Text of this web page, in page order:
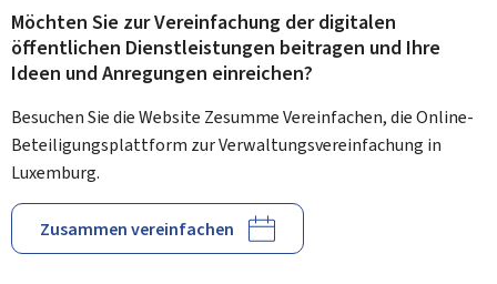
Möchten Sie zur Vereinfachung der digitalen
öffentlichen Dienstleistungen beitragen und Ihre
Ideen und Anregungen einreichen?
Besuchen Sie die Website Zesumme Vereinfachen, die Online-
Beteiligungsplattform zur Verwaltungsvereinfachung in
Luxemburg.
Zusammen vereinfachen